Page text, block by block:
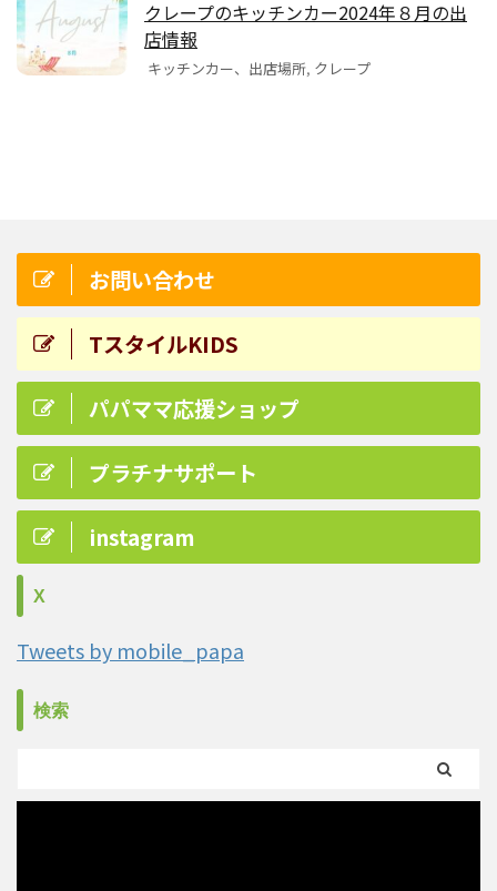
クレープのキッチンカー2024年８月の出
店情報
キッチンカー、出店場所, クレープ
お問い合わせ
TスタイルKIDS
パパママ応援ショップ
プラチナサポート
instagram
X
Tweets by mobile_papa
検索